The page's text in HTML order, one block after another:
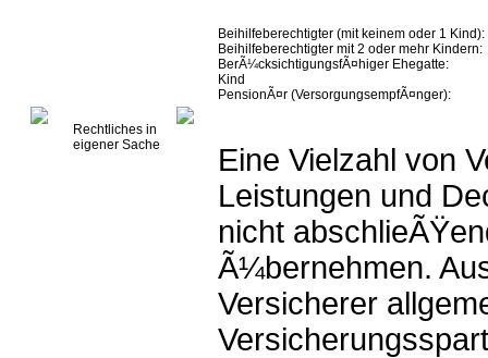
Beihilfeberechtigter (mit keinem oder 1 Kind):
Beihilfeberechtigter mit 2 oder mehr Kindern:
BerÃ¼cksichtigungsfÃ¤higer Ehegatte:
Kind
PensionÃ¤r (VersorgungsempfÃ¤nger):
Rechtliches in
eigener Sache
Eine Vielzahl von
Leistungen und
nicht
Ã¼bernehmen.
Versicherer